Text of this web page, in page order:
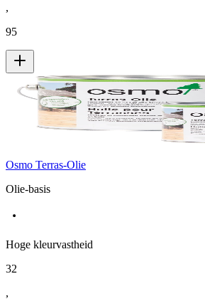
,
95
Osmo Terras-Olie
Olie-basis
Hoge kleurvastheid
32
,